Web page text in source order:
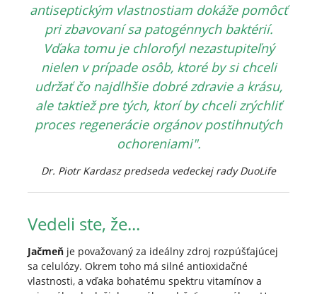
antiseptickým vlastnostiam dokáže pomôcť
pri zbavovaní sa patogénnych baktérií.
Vďaka tomu je chlorofyl nezastupiteľný
nielen v prípade osôb, ktoré by si chceli
udržať čo najdlhšie dobré zdravie a krásu,
ale taktiež pre tých, ktorí by chceli zrýchliť
proces regenerácie orgánov postihnutých
ochoreniami".
Dr. Piotr Kardasz predseda vedeckej rady DuoLife
Vedeli ste, že...
Jačmeň je považovaný za ideálny zdroj rozpúšťajúcej
sa celulózy. Okrem toho má silné antioxidačné
vlastnosti, a vďaka bohatému spektru vitamínov a